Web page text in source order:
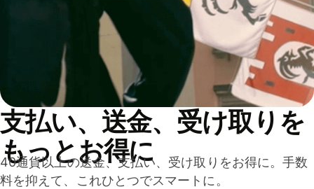
支払い、送金、受け取りを
もっとお得に
40通貨以上の送金、支払い、受け取りをお得に。手数
料を抑えて、これひとつでスマートに。